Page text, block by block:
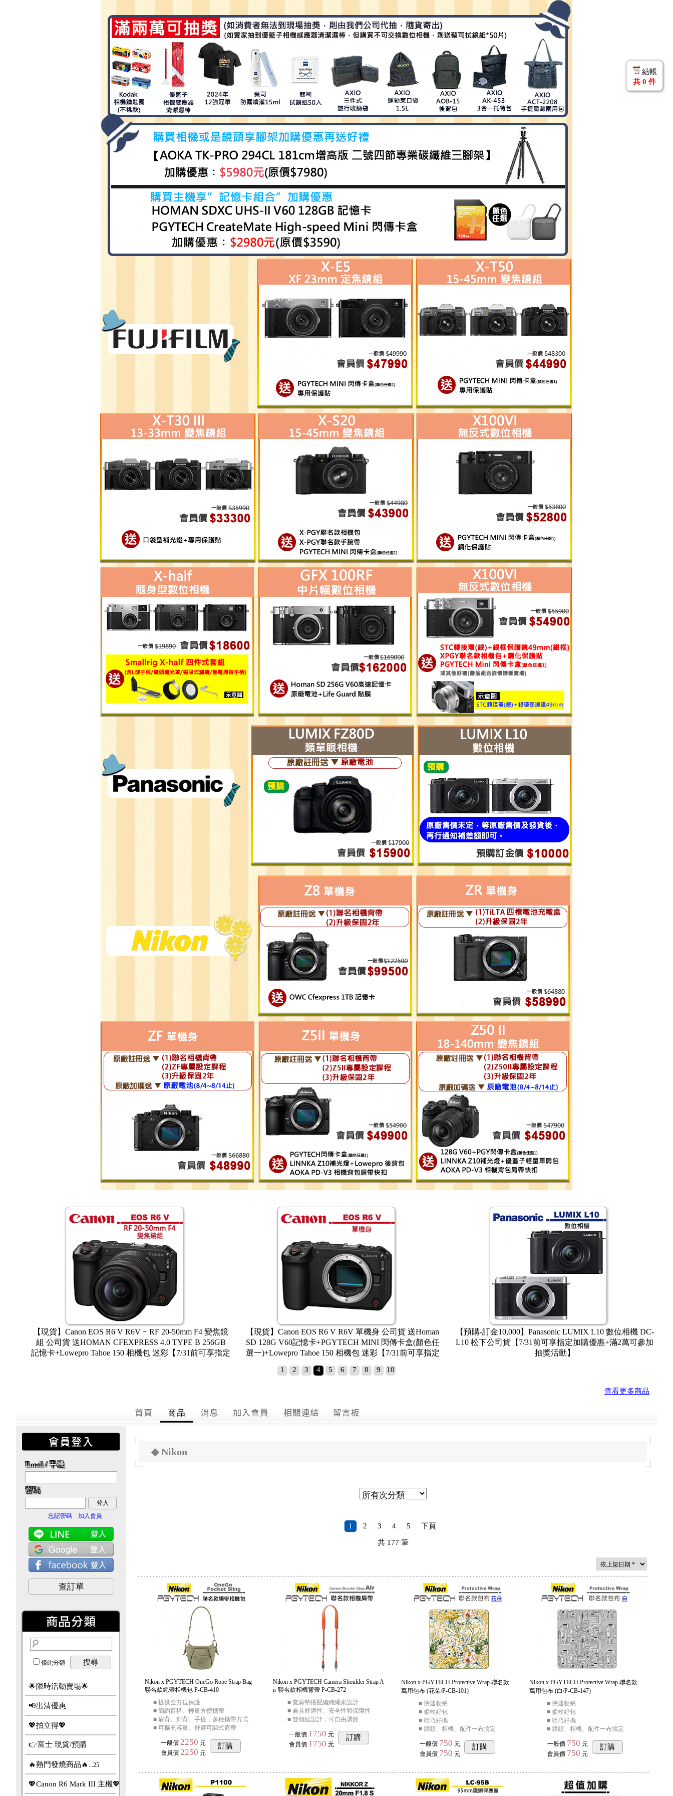
結帳
共 0 件
LUMIX L10 數位相機 DC-
享指定加購優惠+滿2萬可參加
獎活動】
【限時活動賣場~8/31止 黑色限定】【現金含稅價】FUJI
FILM X-E5 單機身 恆昶公司貨 兩年保固【7/31前可享指
定加購優惠+滿2萬可參加抽獎活動】
【限時活動賣場~8/31止】【現金含稅價】FUJIFILM X-T
50 單機身 + XC 15-45mm 變焦鏡頭組 公司貨 送PGYTEC
H MINI 閃傳卡盒(顏色任選一)+專用保護貼【7/31前可享
【限時活動賣場~8/31止】【現金
5 單機身 + XF 23mm F2.8 鏡頭
GYTECH MINI 閃傳卡盒(顏色任
1 2 3 4 5 6 7 8 9 10
查看更多商品
Email / 手機
密碼
登入
忘記密碼
加入會員
查訂單
僅此分類 搜尋
🌟限時活動賣場🌟
📢出清優惠
💖拍立得💖
👉富士 現貨/預購
🔥熱門發燒商品🔥 ...25
💖Canon R6 Mark III 主機💖
◆ Nikon
1 2 3 4 5 下頁
共177 筆
Nikon x PGYTECH OneGo Rope Strap Bag
聯名款繩帶相機包 P-CB-410
■ 提供全方位保護
■ 簡約百搭、輕量方便攜帶
■ 肩背、斜背、手提，多種攜帶方式
■ 可擴充容量、舒適可調式肩帶
一般價 2250 元
會員價 2250 元
訂購
Nikon x PGYTECH Camera Shoulder Strap A
ir 聯名款相機背帶 P-CB-272
■ 寬肩墊搭配編織繩索設計
■ 兼具舒適性、安全性和保障性
■ 雙側結設計，可自由調節
一般價 1750 元
會員價 1750 元
訂購
Nikon x PGYTECH Protective Wrap 聯名款
萬用包布 (花朵/P-CB-101)
■ 快速收納
■ 柔軟好包
■ 輕巧好攜
■ 鏡頭、相機、配件一布搞定
一般價 750 元
會員價 750 元
訂購
Nikon x PGYTECH Protective Wrap 聯名款
萬用包布 (白/P-CB-147)
■ 快速收納
■ 柔軟好包
■ 輕巧好攜
■ 鏡頭、相機、配件一布搞定
一般價 750 元
會員價 750 元
訂購